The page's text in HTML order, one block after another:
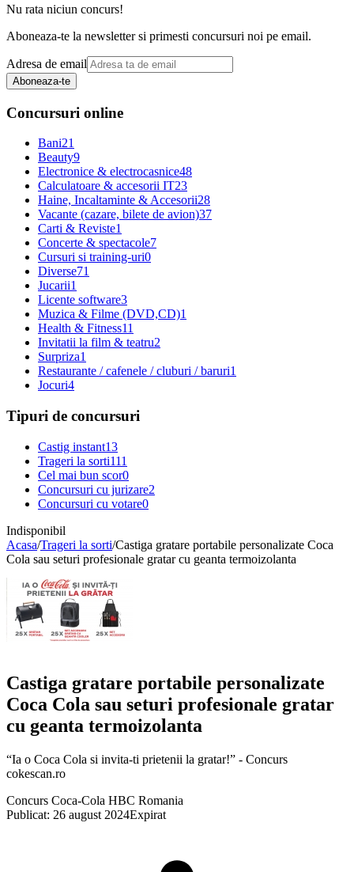
Nu rata niciun concurs!
Aboneaza-te la newsletter si primesti concursuri noi pe email.
Adresa de email
Aboneaza-te
Concursuri online
Bani21
Beauty9
Electronice & electrocasnice48
Calculatoare & accesorii IT23
Haine, Incaltaminte & Accesorii28
Vacante (cazare, bilete de avion)37
Carti & Reviste1
Concerte & spectacole7
Cursuri si training-uri0
Diverse71
Jucarii1
Licente software3
Muzica & Filme (DVD,CD)1
Health & Fitness11
Invitatii la film & teatru2
Surpriza1
Restaurante / cafenele / cluburi / baruri1
Jocuri4
Tipuri de concursuri
Castig instant13
Trageri la sorti111
Cel mai bun scor0
Concursuri cu jurizare2
Concursuri cu votare0
Indisponibil
Acasa/Trageri la sorti/Castiga gratare portabile personalizate Coca
Cola sau seturi profesionale gratar cu geanta termoizolanta
Castiga gratare portabile personalizate
Coca Cola sau seturi profesionale gratar
cu geanta termoizolanta
“Ia o Coca Cola si invita-ti prietenii la gratar!” - Concurs
cokescan.ro
Concurs Coca-Cola HBC Romania
Publicat: 26 august 2024Expirat